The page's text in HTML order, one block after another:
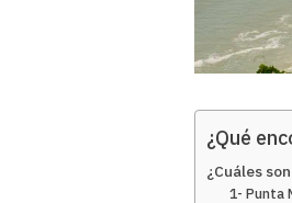
¿Qué
¿Cuáles
1- Punta